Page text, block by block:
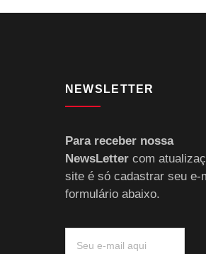
NEWSLETTER
Para receber nossa
NewsLettercom
site é só cadastrar seu e-
formulário abaixo.